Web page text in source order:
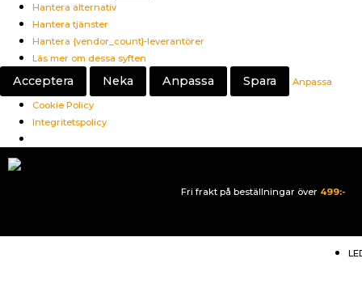
Hantera alternativ
Hantera tjänster
Hantera {vendor_count}-leverantörer
Läs mer om dessa syften
Acceptera Neka Anpassa Spara Anpassa
Cookie Policy
Integritetspolicy
Fri frakt på beställningar över 499:-